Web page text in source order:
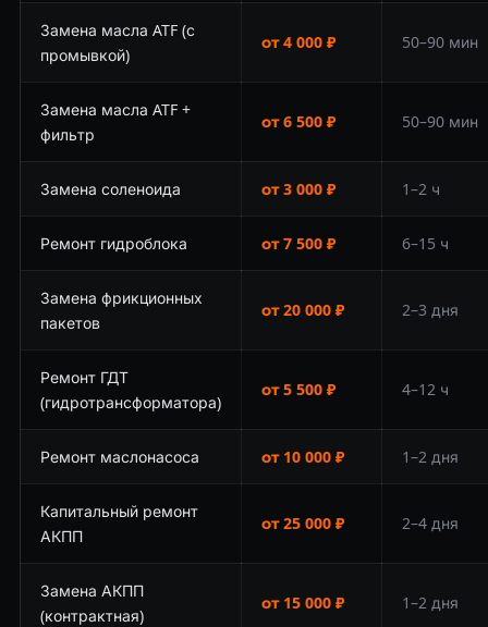
Замена масла ATF (с
промывкой)
от 4 000 ₽ 50–90 мин
Замена масла ATF +
фильтр
от 6 500 ₽ 50–90 мин
Замена соленоида от 3 000 ₽ 1–2 ч
Ремонт гидроблока от 7 500 ₽ 6–15 ч
Замена фрикционных
пакетов
от 20 000 ₽ 2–3 дня
Ремонт ГДТ
(гидротрансформатора)
от 5 500 ₽ 4–12 ч
Ремонт маслонасоса от 10 000 ₽ 1–2 дня
Капитальный ремонт
АКПП
от 25 000 ₽ 2–4 дня
Замена АКПП
(контрактная)
от 15 000 ₽ 1–2 дня